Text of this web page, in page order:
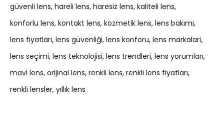
güvenli lens hareli lens haresiz lens kaliteli lens
konforlu lens kontakt lens kozmetik lens lens bakımı
lens fiyatları lens güvenliği lens konforu lens markalari
lens seçimi lens teknolojisi lens trendleri lens yorumları
mavi lens orijinal lens renkli lens renkli lens fiyatları
renkli lensler yıllık lens